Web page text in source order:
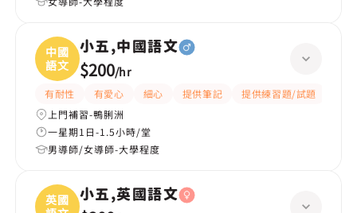
中國
語文
小五,中國語文
$200/hr
有耐性 有愛心 細心 提供筆記 提供練習題/試題
上門補習-鴨脷洲
一星期1日-1.5小時/堂
男導師/女導師-大學程度
英國
小五,英國語文